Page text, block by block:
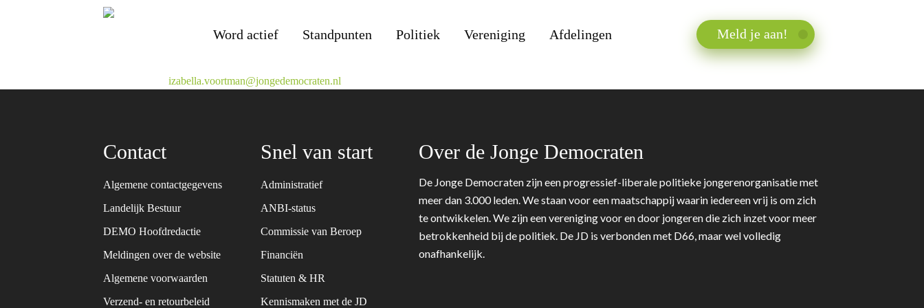
Word actief Standpunten Politiek Vereniging Afdelingen Meld je aan!
izabella.voortman@jongedemocraten.nl
Contact
Algemene contactgegevens
Landelijk Bestuur
DEMO Hoofdredactie
Meldingen over de website
Algemene voorwaarden
Verzend- en retourbeleid
Snel van start
Administratief
ANBI-status
Commissie van Beroep
Financiën
Statuten & HR
Kennismaken met de JD
Over de Jonge Democraten
De Jonge Democraten zijn een progressief-liberale politieke jongerenorganisatie met
meer dan 3.000 leden. We staan voor een maatschappij waarin iedereen vrij is om zich
te ontwikkelen. We zijn een vereniging voor en door jongeren die zich inzet voor meer
betrokkenheid bij de politiek. De JD is verbonden met D66, maar wel volledig
onafhankelijk.